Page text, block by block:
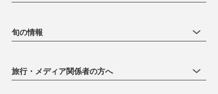
旬の情報
旅行・メディア関係者の方へ